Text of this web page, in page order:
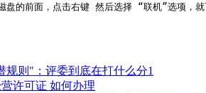
盘的前面，点击右键 然后选择 “联机”选项，就
规则"：评委到底在打什么分1
许可证 如何办理